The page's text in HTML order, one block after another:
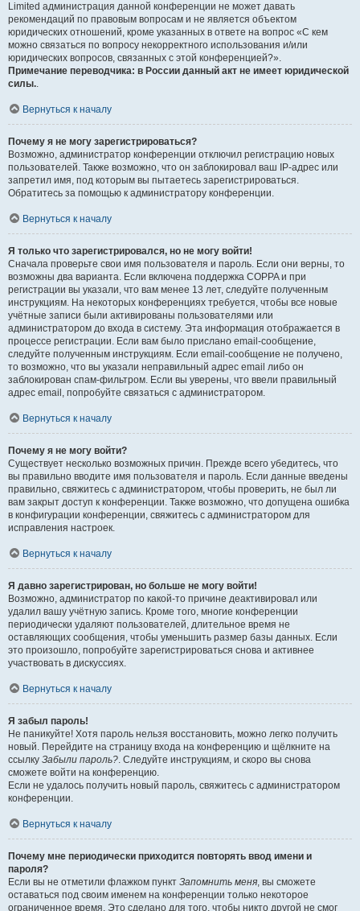
Limited администрация данной конференции не может давать
рекомендаций по правовым вопросам и не является объектом
юридических отношений, кроме указанных в ответе на вопрос «С кем
можно связаться по вопросу некорректного использования и/или
юридических вопросов, связанных с этой конференцией?».
Примечание переводчика: в России данный акт не имеет юридической
силы..
Вернуться к началу
Почему я не могу зарегистрироваться?
Возможно, администратор конференции отключил регистрацию новых
пользователей. Также возможно, что он заблокировал ваш IP-адрес или
запретил имя, под которым вы пытаетесь зарегистрироваться.
Обратитесь за помощью к администратору конференции.
Вернуться к началу
Я только что зарегистрировался, но не могу войти!
Сначала проверьте свои имя пользователя и пароль. Если они верны, то
возможны два варианта. Если включена поддержка COPPA и при
регистрации вы указали, что вам менее 13 лет, следуйте полученным
инструкциям. На некоторых конференциях требуется, чтобы все новые
учётные записи были активированы пользователями или
администратором до входа в систему. Эта информация отображается в
процессе регистрации. Если вам было прислано email-сообщение,
следуйте полученным инструкциям. Если email-сообщение не получено,
то возможно, что вы указали неправильный адрес email либо он
заблокирован спам-фильтром. Если вы уверены, что ввели правильный
адрес email, попробуйте связаться с администратором.
Вернуться к началу
Почему я не могу войти?
Существует несколько возможных причин. Прежде всего убедитесь, что
вы правильно вводите имя пользователя и пароль. Если данные введены
правильно, свяжитесь с администратором, чтобы проверить, не был ли
вам закрыт доступ к конференции. Также возможно, что допущена ошибка
в конфигурации конференции, свяжитесь с администратором для
исправления настроек.
Вернуться к началу
Я давно зарегистрирован, но больше не могу войти!
Возможно, администратор по какой-то причине деактивировал или
удалил вашу учётную запись. Кроме того, многие конференции
периодически удаляют пользователей, длительное время не
оставляющих сообщения, чтобы уменьшить размер базы данных. Если
это произошло, попробуйте зарегистрироваться снова и активнее
участвовать в дискуссиях.
Вернуться к началу
Я забыл пароль!
Не паникуйте! Хотя пароль нельзя восстановить, можно легко получить
новый. Перейдите на страницу входа на конференцию и щёлкните на
ссылку Забыли пароль?. Следуйте инструкциям, и скоро вы снова
сможете войти на конференцию.
Если не удалось получить новый пароль, свяжитесь с администратором
конференции.
Вернуться к началу
Почему мне периодически приходится повторять ввод имени и
пароля?
Если вы не отметили флажком пункт Запомнить меня, вы сможете
оставаться под своим именем на конференции только некоторое
ограниченное время. Это сделано для того, чтобы никто другой не смог